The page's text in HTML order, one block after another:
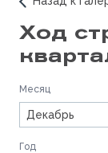
Ход
Месяц
Декабрь
Год